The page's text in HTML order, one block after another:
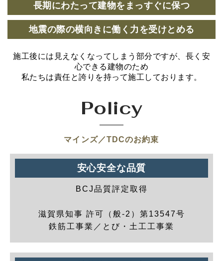
長期にわたって建物をまっすぐに保つ
地震の際の横向きに働く力を受けとめる
施工後には見えなくなってしまう部分ですが、長く安
心できる建物のため
私たちは責任と誇りを持って施工しております。
Policy
マインズ／TDCのお約束
安心安全な品質
BCJ品質評定取得
滋賀県知事 許可（般-2）第13547号
鉄筋工事業／とび・土工工事業